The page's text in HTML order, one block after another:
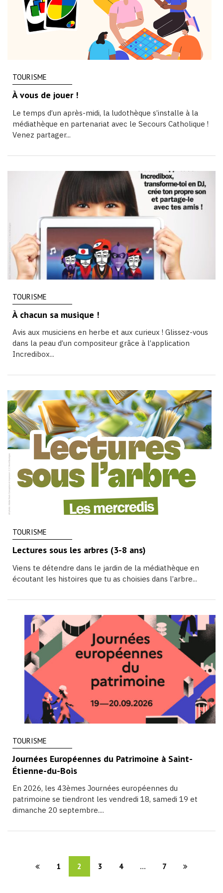
TOURISME
À vous de jouer !
Le temps d’un après-midi, la ludothèque s’installe à la
médiathèque en partenariat avec le Secours Catholique !
Venez partager...
TOURISME
À chacun sa musique !
Avis aux musiciens en herbe et aux curieux ! Glissez-vous
dans la peau d’un compositeur grâce à l’application
Incredibox...
TOURISME
Lectures sous les arbres (3-8 ans)
Viens te détendre dans le jardin de la médiathèque en
écoutant les histoires que tu as choisies dans l’arbre...
TOURISME
Journées Européennes du Patrimoine à Saint-
Étienne-du-Bois
En 2026, les 43èmes Journées européennes du
patrimoine se tiendront les vendredi 18, samedi 19 et
dimanche 20 septembre....
1 2 3 4 ... 7